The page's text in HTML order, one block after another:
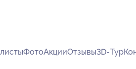
ФотоАкцииОтзывы3D-Тур